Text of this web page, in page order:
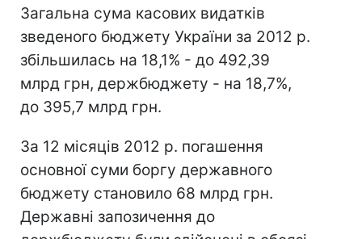
Загальна сума касових видатків
зведеного бюджету України за 2012 р.
збільшилась на 18,1% - до 492,39
млрд грн, держбюджету - на 18,7%,
до 395,7 млрд грн.
За 12 місяців 2012 р. погашення
основної суми боргу державного
бюджету становило 68 млрд грн.
Державні запозичення до